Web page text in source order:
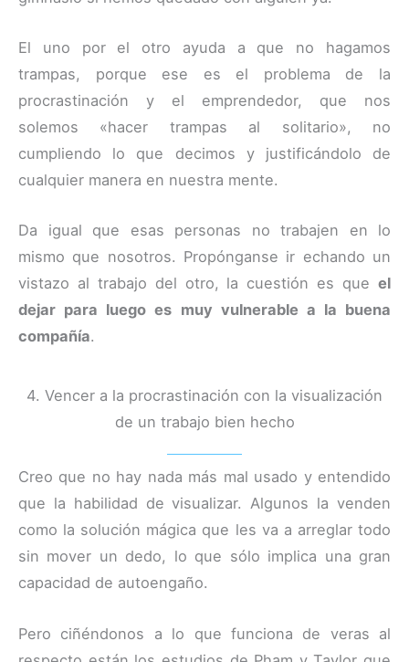
El uno por el otro ayuda a que no hagamos
trampas, porque ese es el problema de la
procrastinación y el emprendedor, que nos
solemos «hacer trampas al solitario», no
cumpliendo lo que decimos y justificándolo de
cualquier manera en nuestra mente.
Da igual que esas personas no trabajen en lo
mismo que nosotros. Propónganse ir echando un
vistazo al trabajo del otro, la cuestión es que el
dejar para luego es muy vulnerable a la buena
compañía.
4. Vencer a la procrastinación con la visualización
de un trabajo bien hecho
Creo que no hay nada más mal usado y entendido
que la habilidad de visualizar. Algunos la venden
como la solución mágica que les va a arreglar todo
sin mover un dedo, lo que sólo implica una gran
capacidad de autoengaño.
Pero ciñéndonos a lo que funciona de veras al